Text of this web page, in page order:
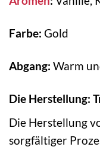
Farbe: Gold
Abgang: Warm
Die Herstellung:
Die Herstellung
sorgfältiger